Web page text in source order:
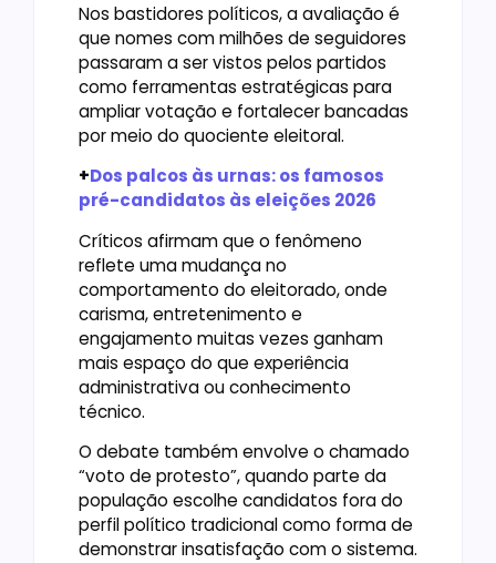
Nos bastidores políticos, a avaliação é
que nomes com milhões de seguidores
passaram a ser vistos pelos partidos
como ferramentas estratégicas para
ampliar votação e fortalecer bancadas
por meio do quociente eleitoral.
+Dos palcos às urnas: os famosos
pré-candidatos às eleições 2026
Críticos afirmam que o fenômeno
reflete uma mudança no
comportamento do eleitorado, onde
carisma, entretenimento e
engajamento muitas vezes ganham
mais espaço do que experiência
administrativa ou conhecimento
técnico.
O debate também envolve o chamado
“voto de protesto”, quando parte da
população escolhe candidatos fora do
perfil político tradicional como forma de
demonstrar insatisfação com o sistema.